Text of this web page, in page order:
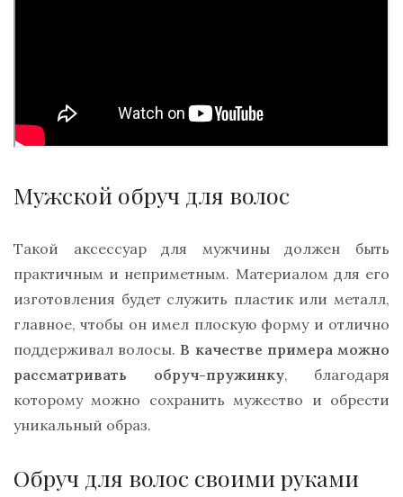
Мужской обруч для волос
Такой аксессуар для мужчины должен быть
практичным и неприметным. Материалом для его
изготовления будет служить пластик или металл,
главное, чтобы он имел плоскую форму и отлично
поддерживал волосы. В качестве примера можно
рассматривать обруч-пружинку, благодаря
которому можно сохранить мужество и обрести
уникальный образ.
Обруч для волос своими руками